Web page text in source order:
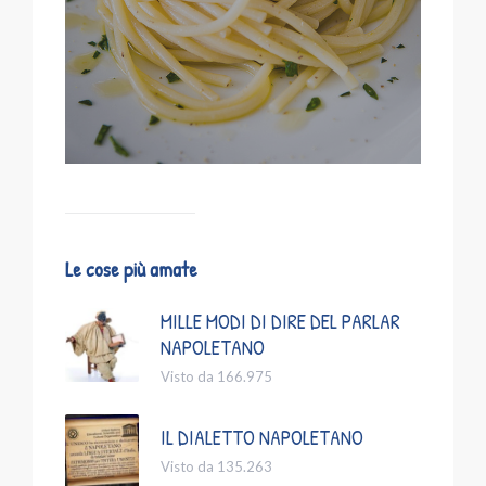
Le cose più amate
MILLE MODI DI DIRE DEL PARLAR
NAPOLETANO
Visto da 166.975
IL DIALETTO NAPOLETANO
Visto da 135.263